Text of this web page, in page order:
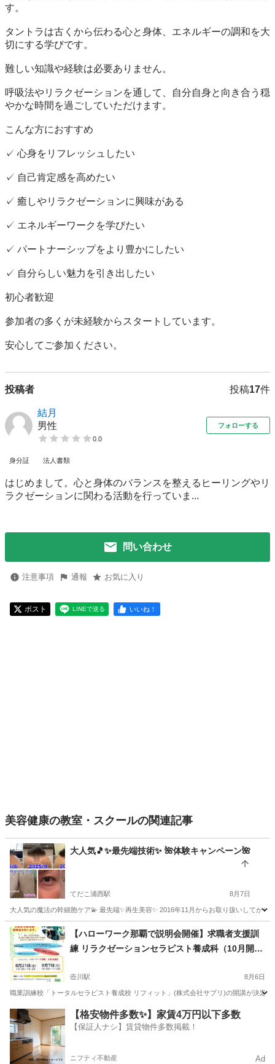
す。
タントラは古くから伝わる心と身体、エネルギーの調和を大
切にする学びです。
難しい知識や経験は必要ありません。
呼吸法やリラクゼーションを通して、自分自身と向き合う穏
やかな時間を過ごしていただけます。
こんな方におすすめ
✓ 心身をリフレッシュしたい
✓ 自己肯定感を高めたい
✓ 癒しやリラクゼーションに興味がある
✓ エネルギーワークを学びたい
✓ パートナーシップをより豊かにしたい
✓ 自分らしい魅力を引き出したい
初心者歓迎
参加者の多くが未経験からスタートしています。
安心してご参加ください。
投稿者 投稿17件
結月
男性
0.0
フォローする
身分証 法人書類
はじめまして。心と身体のバランスを整えるヒーリングやリ
ラクゼーションに関わる活動を行っていま...
問い合わせ
注意事項 通報 お気に入り
ポスト LINEで送る いいね！
美容健康の教室・スクールの関連記事
大人気🎵✨最先端技術✨ 🌺体験キャンペーン🌺
てだこ浦西駅 8月7日
大人気の魔法の幹細胞ケア💫 最先端✨再生美容✨ 2016年11月からお取り扱いしてか
沖縄 宜野湾市 スキンケア 40代
【ハローワーク那覇で説明会開催】求職者支援訓
練 リラクゼーションセラピスト養成科（10月開
壺川駅 8月6日
職業訓練校「トータルセラピスト養成校 リフィット」(株式会社サプリ)の開講が決定
沖縄 那覇市 壺川駅 マッサージ 求職者支援訓練
【格安物件多数✨】家賃4万円以下多数
【保証人ナシ】賃貸物件多数掲載！
ニフティ不動産 Ad